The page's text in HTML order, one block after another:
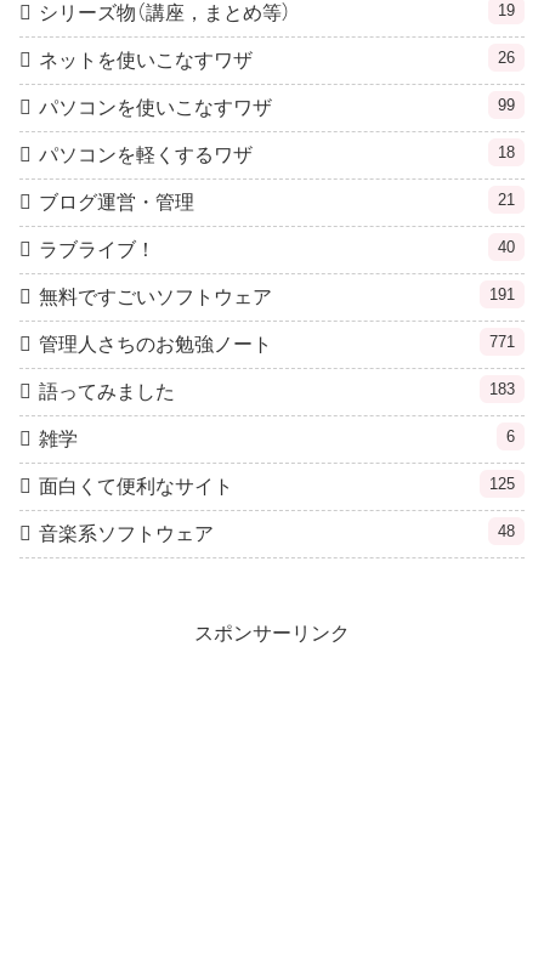
シリーズ物（講座，まとめ等） 19
ネットを使いこなすワザ 26
パソコンを使いこなすワザ 99
パソコンを軽くするワザ 18
ブログ運営・管理 21
ラブライブ！ 40
無料ですごいソフトウェア 191
管理人さちのお勉強ノート 771
語ってみました 183
雑学 6
面白くて便利なサイト 125
音楽系ソフトウェア 48
スポンサーリンク